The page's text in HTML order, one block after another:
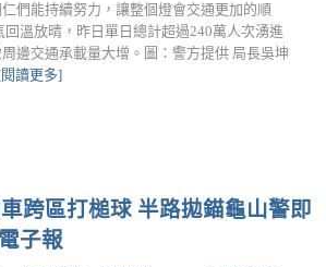
們能持續努力，讓整個燈會交通更加的順
回溫放晴，昨日單日總計超過240萬人次湧進
邊交通承載量大增。圖：警方提供 局長吳坤
讀更多]
跨區打槌球 半路拋錨龜山警即
子報